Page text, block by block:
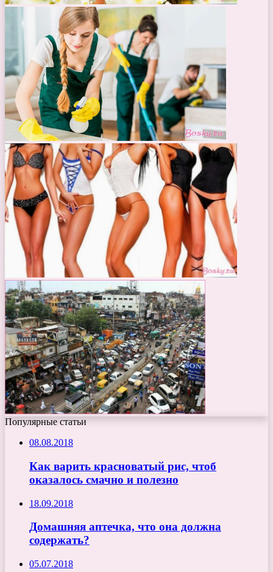
Популярные статьи
08.08.2018
Как варить красноватый рис, чтоб
оказалось смачно и полезно
18.09.2018
Домашняя аптечка, что она должна
содержать?
05.07.2018